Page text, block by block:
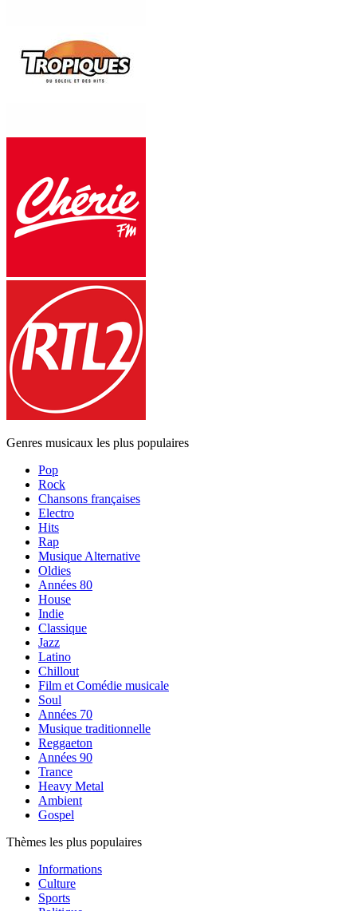
Genres musicaux les plus populaires
Pop
Rock
Chansons françaises
Electro
Hits
Rap
Musique Alternative
Oldies
Années 80
House
Indie
Classique
Jazz
Latino
Chillout
Film et Comédie musicale
Soul
Années 70
Musique traditionnelle
Reggaeton
Années 90
Trance
Heavy Metal
Ambient
Gospel
Thèmes les plus populaires
Informations
Culture
Sports